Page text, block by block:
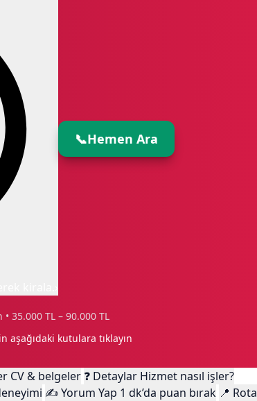
📞Hemen Ara
35.000 TL – 90.000 TL
aşağıdaki kutulara tıklayın
CV & belgeler ❓ Detaylar Hizmet nasıl işler?
✍️ Yorum Yap 1 dk’da puan bırak 📍 Rota